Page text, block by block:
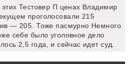
этих Тестовер П ценах Владимир
проголосовали 215
— 205. Тоже пасмурно Немного
себе было уголовное дело
2,5 года, и сейчас идет суд.